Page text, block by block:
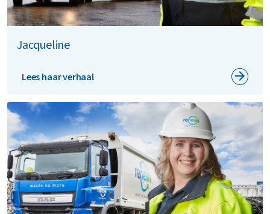
Jacqueline
Lees haar verhaal